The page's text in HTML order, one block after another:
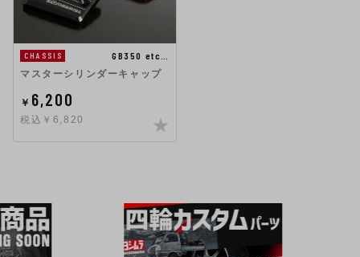
CHASSIS
GB350 etc…
マスターシリンダーキャップ
￥ 6,200
税込￥6,820